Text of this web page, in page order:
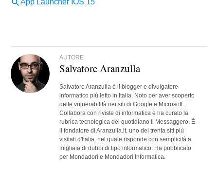
AUTORE
Salvatore Aranzulla
Salvatore Aranzulla è il blogger e divulgatore
informatico più letto in Italia. Noto per aver scoperto
delle vulnerabilità nei siti di Google e Microsoft.
Collabora con riviste di informatica e ha curato la
rubrica tecnologica del quotidiano Il Messaggero. È
il fondatore di Aranzulla.it, uno dei trenta siti più
visitati d'Italia, nel quale risponde con semplicità a
migliaia di dubbi di tipo informatico. Ha pubblicato
per Mondadori e Mondadori Informatica.